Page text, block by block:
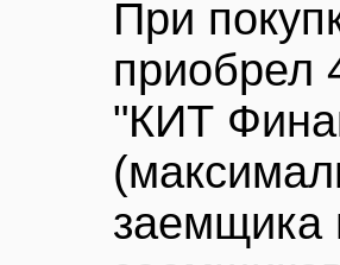
При
приобрел
"КИТ
заемщика